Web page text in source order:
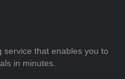
that enables you to
in minutes.